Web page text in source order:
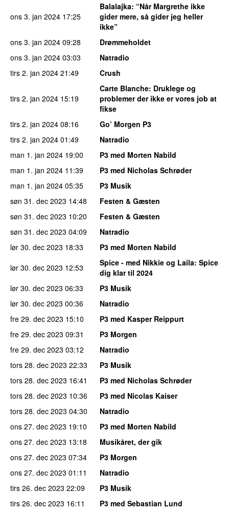
ons 3. jan 2024 17:25
Balalajka: “Når Margrethe ikke
gider mere, så gider jeg heller
ikke”
ons 3. jan 2024 09:28
Drømmeholdet
ons 3. jan 2024 03:03
Natradio
tirs 2. jan 2024 21:49 Crush
tirs 2. jan 2024 15:19
Carte Blanche: Druklege og
problemer der ikke er vores job at
fikse
tirs 2. jan 2024 08:16
Go’ Morgen P3
tirs 2. jan 2024 01:49
Natradio
man 1. jan 2024 19:00
P3 med Morten Nabild
man 1. jan 2024 11:39
P3 med Nicholas Schrøder
man 1. jan 2024 05:35
P3 Musik
søn 31. dec 2023 14:48
Festen & Gæsten
søn 31. dec 2023 10:20
Festen & Gæsten
søn 31. dec 2023 04:09
Natradio
lør 30. dec 2023 18:33
P3 med Morten Nabild
lør 30. dec 2023 12:53 Spice - med Nikkie og Laila: Spice
dig klar til 2024
lør 30. dec 2023 06:33
P3 Musik
lør 30. dec 2023 00:36
Natradio
fre 29. dec 2023 15:10
P3 med Kasper Reippurt
fre 29. dec 2023 09:31
P3 Morgen
fre 29. dec 2023 03:12
Natradio
tors 28. dec 2023 22:33
P3 Musik
tors 28. dec 2023 16:41
P3 med Nicholas Schrøder
tors 28. dec 2023 10:36
P3 med Nicolas Kaiser
tors 28. dec 2023 04:30
Natradio
ons 27. dec 2023 19:10
P3 med Morten Nabild
ons 27. dec 2023 13:18
Musikåret, der gik
ons 27. dec 2023 07:34
P3 Morgen
ons 27. dec 2023 01:11
Natradio
tirs 26. dec 2023 22:09
P3 Musik
tirs 26. dec 2023 16:11 P3 med Sebastian Lund